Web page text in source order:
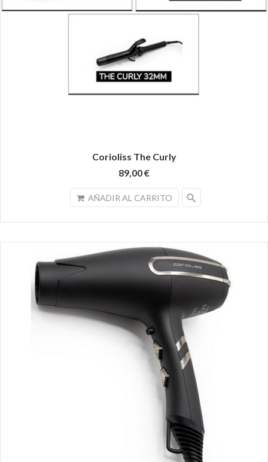
Corioliss The Curly
89,00 €
AÑADIR AL CARRITO search